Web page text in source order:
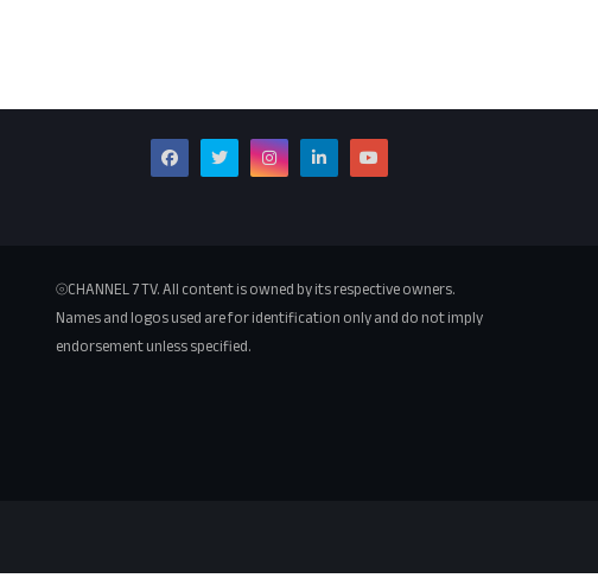
⦾CHANNEL 7 TV. All content is owned by its respective owners.
Names and logos used are for identification only and do not imply
endorsement unless specified.